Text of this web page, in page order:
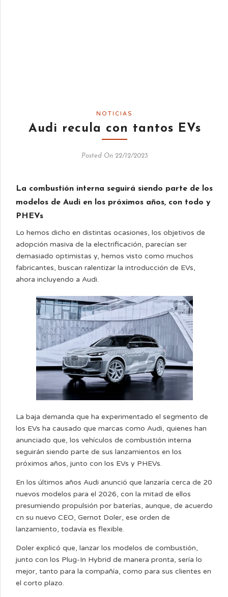
NOTICIAS
Audi recula con tantos EVs
Posted On 22/12/2023
La combustión interna seguirá siendo parte de los
modelos de Audi en los próximos años, con todo y
PHEVs
Lo hemos dicho en distintas ocasiones, los objetivos de
adopción masiva de la electrificación, parecían ser
demasiado optimistas y, hemos visto como muchos
fabricantes, buscan ralentizar la introducción de EVs,
ahora incluyendo a Audi.
La baja demanda que ha experimentado el segmento de
los EVs ha causado que marcas como Audi, quienes han
anunciado que, los vehículos de combustión interna
seguirán siendo parte de sus lanzamientos en los
próximos años, junto con los EVs y PHEVs.
En los últimos años Audi anunció que lanzaría cerca de 20
nuevos modelos para el 2026, con la mitad de ellos
presumiendo propulsión por baterías, aunque, de acuerdo
cn su nuevo CEO, Gernot Doler, ese orden de
lanzamiento, todavía es flexible.
Doler explicó que, lanzar los modelos de combustión,
junto con los Plug-In Hybrid de manera pronta, sería lo
mejor, tanto para la compañía, como para sus clientes en
el corto plazo.